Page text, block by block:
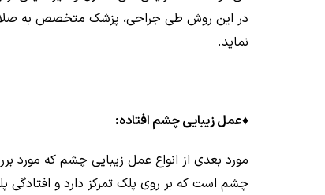
در این روش طی جراحی، پزشک متخصص به
نماید.
♦عمل زیبایی چشم افتاده:
مورد بعدی از انواع عمل زیبایی چشم که مورد
چشم است که بر روی پلک تمرکز دارد و